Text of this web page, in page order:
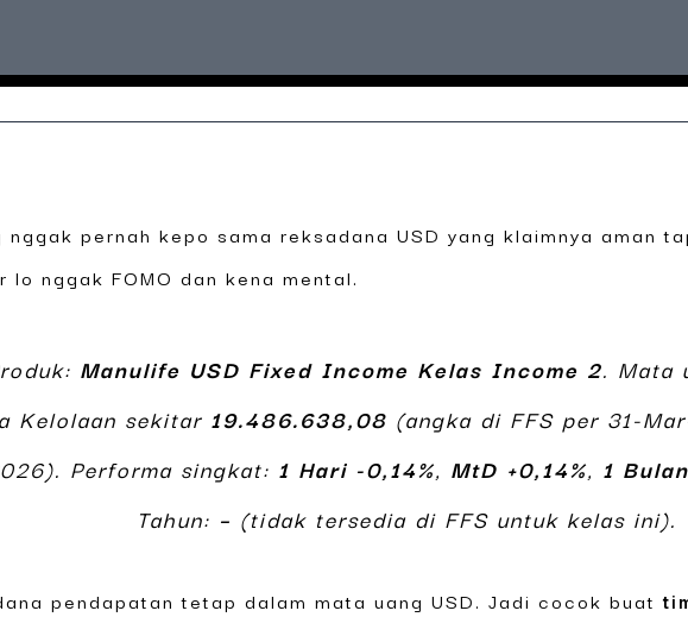
pernah kepo sama reksadana USD yang klaimnya aman
nggak FOMO dan kena mental.
Manulife USD Fixed Income Kelas Income 2. Mata
Kelolaan sekitar 19.486.638,08 (angka di FFS per 31-
Performa singkat: 1 Hari -0,14%, MtD +0,14%, 1
Tahun: – (tidak tersedia di FFS untuk kelas ini).
pendapatan tetap dalam mata uang USD. Jadi cocok buat